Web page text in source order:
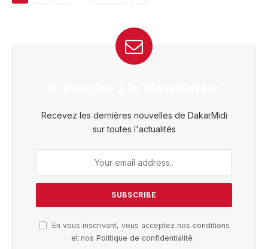
Recevez les dernières nouvelles de DakarMidi
sur toutes l'actualités
En vous inscrivant, vous acceptez nos conditions
et nos Politique de confidentialité .